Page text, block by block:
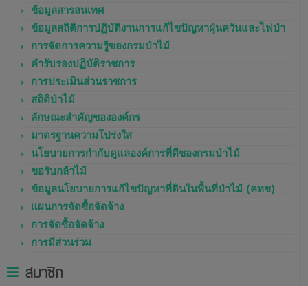
ข้อมูลสารสนเทศ
ข้อมูลสถิติการปฏิบัติงานการแก้ไขปัญหาฝุ่นควันและไฟป่า
การจัดการความรู้ของกรมป่าไม้
คำรับรองปฏิบัติราชการ
การประเมินส่วนราชการ
สถิติป่าไม้
ลักษณะสำคัญขององค์กร
มาตรฐานความโปร่งใส
นโยบายการกำกับดูแลองค์การที่ดีของกรมป่าไม้
ขอรับกล้าไม้
ข้อมูลนโยบายการแก้ไขปัญหาที่ดินในพื้นที่ป่าไม้ (คทช)
แผนการจัดซื้อจัดจ้าง
การจัดซื้อจัดจ้าง
การมีส่วนร่วม
สมาชิก